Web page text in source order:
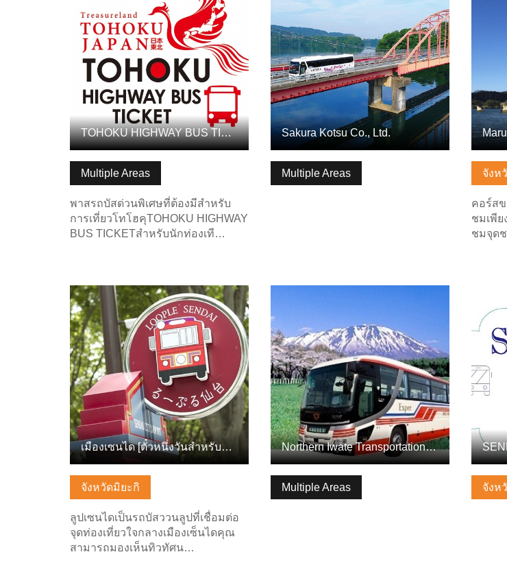
Multiple Areas
พาสรถบัสด่วนพิเศษที่ต้องมีสำหรับ
การเที่ยวโทโฮคุTOHOKU HIGHWAY
BUS TICKETสำหรับนักท่องเที…
TOHOKU HIGHWAY BUS TICKET
Multiple Areas
Sakura Kotsu Co., Ltd.
จังห
คอร์สข
ชมเพีย
ชมจุด
จังหวัดมิยะกิ
ลูปเซนไดเป็นรถบัสววนลูปที่เชื่อมต่อ
จุดท่องเที่ยวใจกลางเมืองเซ็นไดคุณ
สามารถมองเห็นทิวทัศน…
ดูข้อมูลพื้นฐาน
เมืองเซนได [ตั๋วหนึ่งวันสำหรับลูปเซนได และรถไฟใต้ดิน]
Multiple Areas
Northern Iwate Transportation Inc.
จังห
ดูข้อมู